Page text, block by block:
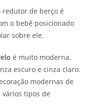
de berço é
o bebê posicionado
sobre ele.
é muito moderna.
escuro e cinza claro.
modernas de
tipos de